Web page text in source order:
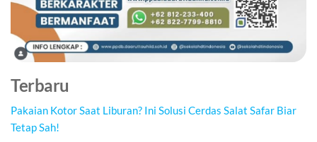
Terbaru
Pakaian Kotor Saat Liburan? Ini Solusi Cerdas Salat Safar Biar
Tetap Sah!